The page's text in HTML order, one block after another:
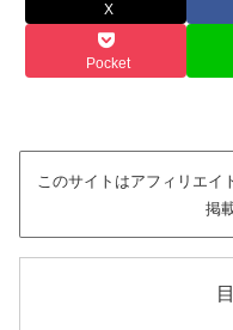
X
Pocket
このサイトはアフィリエイ
掲